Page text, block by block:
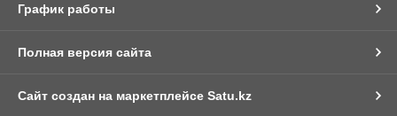
График работы
Полная версия сайта
Сайт создан на маркетплейсе Satu.kz